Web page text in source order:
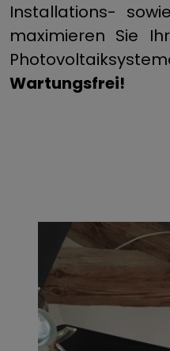
Installations-
maximieren Sie
Wartungsfrei!